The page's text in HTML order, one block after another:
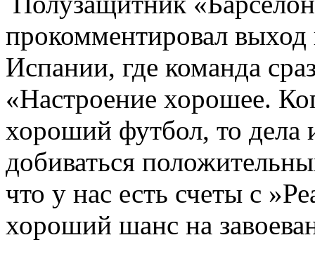
прокомментировал
Испании, где команда
«Настроение хорошее.
хороший футбол, то
добиваться
что у нас есть счеты с
хороший шанс на